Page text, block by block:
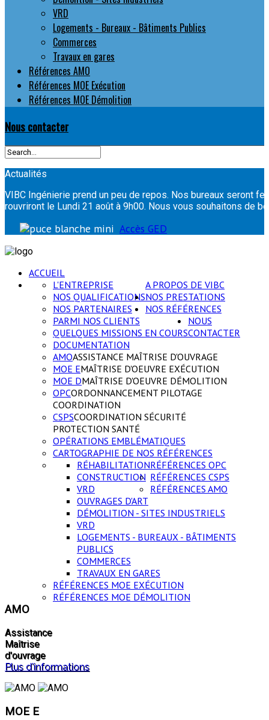
VRD
Logements - Bureaux - Bâtiments Publics
Commerces
Travaux en gares
Références AMO
Références MOE Exécution
Références MOE Démolition
Nous contacter
Actualités
VIBC Ingénierie prend un peu de repos. Nos bureaux seront
rouvriront le Lundi 21 août à 9h00. Nous vous souhaitons
Accès GED
ACCUEIL
A PROPOS DE VIBC
L'ENTREPRISE
NOS QUALIFICATIONS
NOS PARTENAIRES
PARMI NOS CLIENTS
QUELQUES MISSIONS EN COURS
DOCUMENTATION
NOS PRESTATIONS
AMOASSISTANCE MAÎTRISE D'OUVRAGE
MOE EMAÎTRISE D'OEUVRE EXÉCUTION
MOE DMAÎTRISE D'OEUVRE DÉMOLITION
OPCORDONNANCEMENT PILOTAGE
COORDINATION
CSPSCOORDINATION SÉCURITÉ
PROTECTION SANTÉ
NOS RÉFÉRENCES
OPÉRATIONS EMBLÉMATIQUES
CARTOGRAPHIE DE NOS RÉFÉRENCES
RÉFÉRENCES OPC
RÉHABILITATION
CONSTRUCTION
VRD
RÉFÉRENCES CSPS
OUVRAGES D'ART
DÉMOLITION - SITES INDUSTRIELS
VRD
LOGEMENTS - BUREAUX - BÂTIMENTS
PUBLICS
COMMERCES
TRAVAUX EN GARES
RÉFÉRENCES AMO
RÉFÉRENCES MOE EXÉCUTION
RÉFÉRENCES MOE DÉMOLITION
NOUS
CONTACTER
AMO
Assistance
Maîtrise
d'ouvrage
Plus d'informations
MOE E